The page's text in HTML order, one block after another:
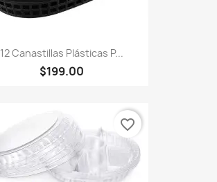
12 Canastillas Plásticas P...
$199.00
favorite_border